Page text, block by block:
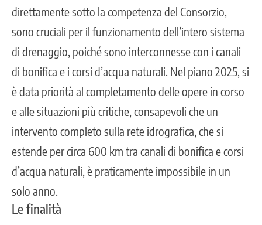
direttamente sotto la competenza del Consorzio,
sono cruciali per il funzionamento dell’intero sistema
di drenaggio, poiché sono interconnesse con i canali
di bonifica e i corsi d’acqua naturali. Nel piano 2025, si
è data priorità al completamento delle opere in corso
e alle situazioni più critiche, consapevoli che un
intervento completo sulla rete idrografica, che si
estende per circa 600 km tra canali di bonifica e corsi
d’acqua naturali, è praticamente impossibile in un
solo anno.
Le finalità